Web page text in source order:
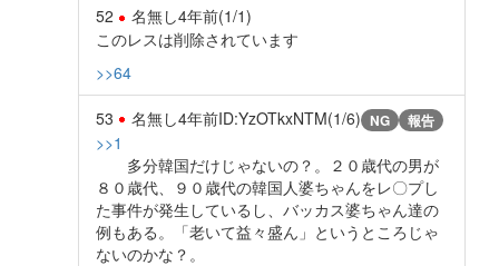
52 名無し4年前(1/1)
このレスは削除されています
>>64
53 名無し4年前ID:YzOTkxNTM(1/6) NG 報告
>>1
多分韓国だけじゃないの？。２０歳代の男が
８０歳代、９０歳代の韓国人婆ちゃんをレ〇プし
た事件が発生しているし、バッカス婆ちゃん達の
例もある。「老いて益々盛ん」というところじゃ
ないのかな？。